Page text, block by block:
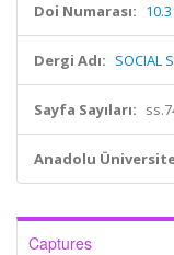
Doi Numarası:
Dergi Adı: SOCIAL
Sayfa Sayıları:
Anadolu
Captures